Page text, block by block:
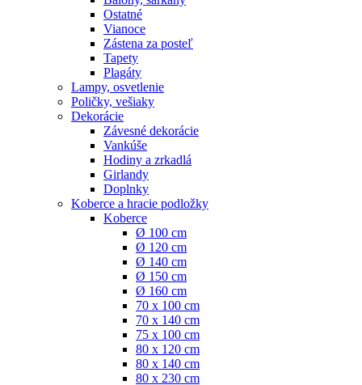
Ostatné
Vianoce
Zástena za posteľ
Tapety
Plagáty
Lampy, osvetlenie
Poličky, vešiaky
Dekorácie
Závesné dekorácie
Vankúše
Hodiny a zrkadlá
Girlandy
Doplnky
Koberce a hracie podložky
Koberce
Ø 100 cm
Ø 120 cm
Ø 140 cm
Ø 150 cm
Ø 160 cm
70 x 100 cm
70 x 140 cm
75 x 100 cm
80 x 120 cm
80 x 140 cm
80 x 230 cm